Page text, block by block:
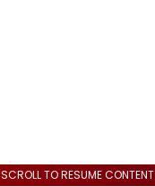
SCROLL TO RESUME CONTENT